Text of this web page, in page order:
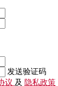
发送验证码
议 及 隐私政策